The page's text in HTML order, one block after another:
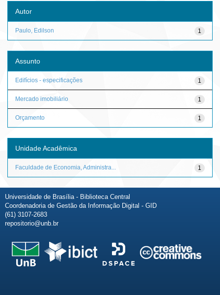
Autor
1
Paulo, Edilson
Assunto
1
Edifícios - especificações
1
Mercado imobiliário
1
Orçamento
Unidade Acadêmica
1
Faculdade de Economia, Administra...
Universidade de Brasília - Biblioteca Central
Coordenadoria de Gestão da Informação Digital - GID
(61) 3107-2683
repositorio@unb.br